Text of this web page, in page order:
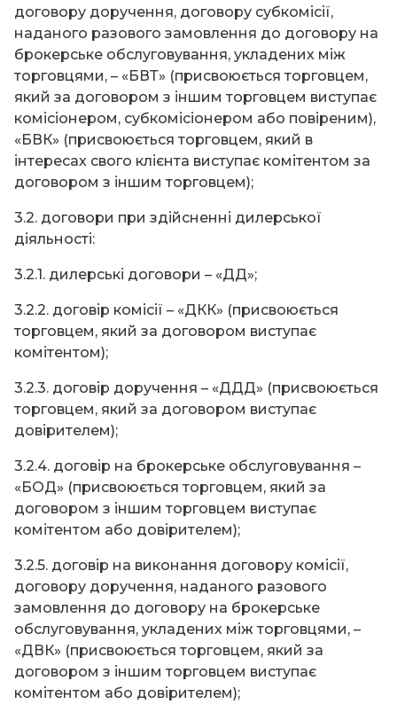
договору доручення, договору субкомісії,
наданого разового замовлення до договору на
брокерське обслуговування, укладених між
торговцями, – «БВТ» (присвоюється торговцем,
який за договором з іншим торговцем виступає
комісіонером, субкомісіонером або повіреним),
«БВК» (присвоюється торговцем, який в
інтересах свого клієнта виступає комітентом за
договором з іншим торговцем);
3.2. договори при здійсненні дилерської
діяльності:
3.2.1. дилерські договори – «ДД»;
3.2.2. договір комісії – «ДКК» (присвоюється
торговцем, який за договором виступає
комітентом);
3.2.3. договір доручення – «ДДД» (присвоюється
торговцем, який за договором виступає
довірителем);
3.2.4. договір на брокерське обслуговування –
«БОД» (присвоюється торговцем, який за
договором з іншим торговцем виступає
комітентом або довірителем);
3.2.5. договір на виконання договору комісії,
договору доручення, наданого разового
замовлення до договору на брокерське
обслуговування, укладених між торговцями, –
«ДВК» (присвоюється торговцем, який за
договором з іншим торговцем виступає
комітентом або довірителем);